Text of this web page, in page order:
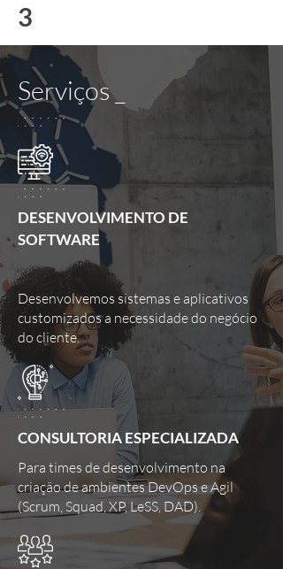
3
Desenvolvemos e melhoramos
ambientes
para produção de software
Serviços _
DESENVOLVIMENTO DE
SOFTWARE
Desenvolvemos sistemas e aplicativos
customizados a necessidade do negócio
do cliente.
CONSULTORIA ESPECIALIZADA
Para times de desenvolvimento na
criação de ambientes DevOps e Agil
(Scrum, Squad, XP, LeSS, DAD).